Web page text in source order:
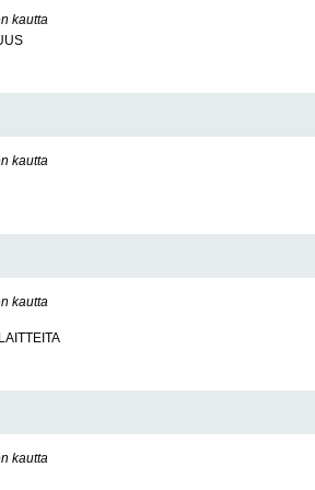
kautta
kautta
kautta
kautta